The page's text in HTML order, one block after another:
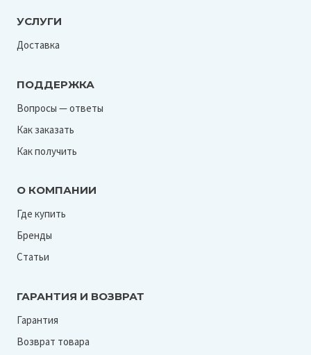
УСЛУГИ
Доставка
ПОДДЕРЖКА
Вопросы — ответы
Как заказать
Как получить
О КОМПАНИИ
Где купить
Бренды
Статьи
ГАРАНТИЯ И ВОЗВРАТ
Гарантия
Возврат товара